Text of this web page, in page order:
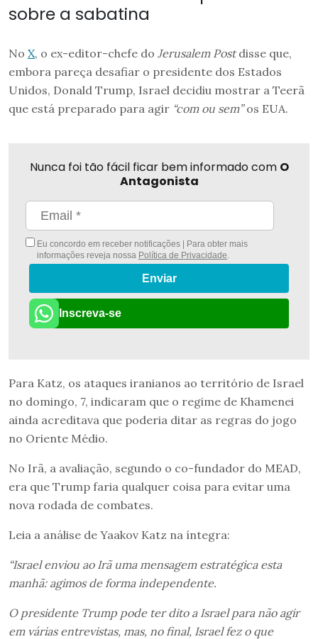
sobre a sabatina
No X, o ex-editor-chefe do Jerusalem Postdisse que,
embora pareça desafiar o presidente dos Estados
Unidos, Donald Trump, Israel decidiu mostrar a Teerã
que está preparado para agir “com ou sem”os EUA.
Nunca foi tão fácil ficar bem informado com O
Antagonista
Eu concordo em receber notificações | Para obter mais
informações reveja nossa Política de Privacidade.
Enviar
Inscreva-se
Para Katz, os ataques iranianos ao território de Israel
no domingo, 7, indicaram que o regime de Khamenei
ainda acreditava que poderia ditar as regras do jogo
no Oriente Médio.
No Irã, a avaliação, segundo o co-fundador do MEAD,
era que Trump faria qualquer coisa para evitar uma
nova rodada de combates.
Leia a análise de Yaakov Katz na íntegra:
“Israel enviou ao Irã uma mensagem estratégica esta
manhã: agimos de forma independente.
O presidente Trump pode ter dito a Israel para não agir
em várias entrevistas, mas, no final, Israel fez o que